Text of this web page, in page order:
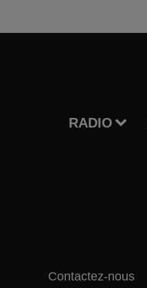
RADIO
Contactez-nous